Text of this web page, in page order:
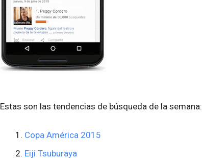
Estas son las tendencias de búsqueda de la semana:
Copa América 2015
Eiji Tsuburaya